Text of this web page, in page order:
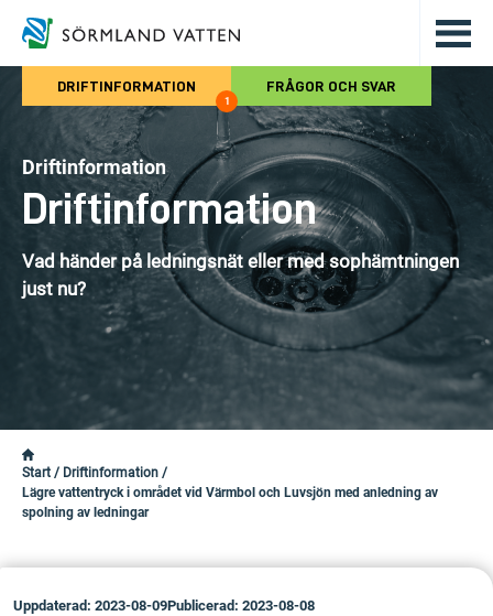
Hoppa till det huvudsakliga
DRIFTINFORMATION
1
FRÅGOR OCH SVAR
Driftinformation
Driftinformation
Vad händer på ledningsnät eller med sophämtningen
just nu?
Start / Driftinformation /
Lägre vattentryck i området vid Värmbol och Luvsjön med anledning av
spolning av ledningar
Uppdaterad: 2023-08-09Publicerad: 2023-08-08